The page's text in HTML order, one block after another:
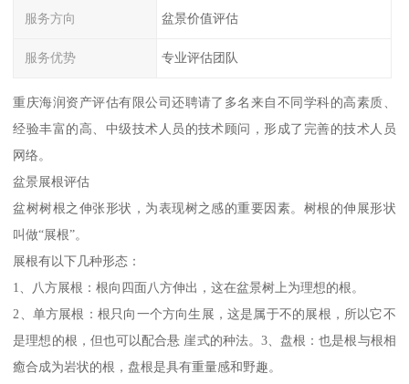
服务方向 盆景价值评估
服务优势 专业评估团队
重庆海润资产评估有限公司还聘请了多名来自不同学科的高素质、
经验丰富的高、中级技术人员的技术顾问，形成了完善的技术人员
网络。
盆景展根评估
盆树树根之伸张形状，为表现树之感的重要因素。树根的伸展形状
叫做“展根”。
展根有以下几种形态：
1、八方展根：根向四面八方伸出，这在盆景树上为理想的根。
2、单方展根：根只向一个方向生展，这是属于不的展根，所以它不
是理想的根，但也可以配合悬 崖式的种法。3、盘根：也是根与根相
癒合成为岩状的根，盘根是具有重量感和野趣。